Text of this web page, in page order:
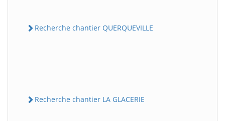
Recherche chantier QUERQUEVILLE
Recherche chantier LA GLACERIE